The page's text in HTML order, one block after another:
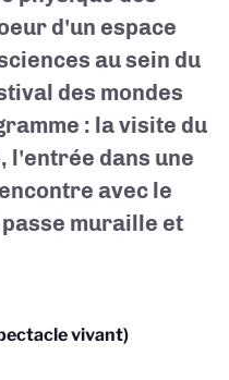
d'un espace
au sein du
des mondes
: la visite du
l'entrée dans une
avec le
muraille et
vivant)